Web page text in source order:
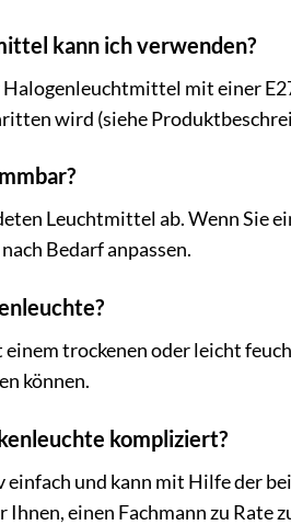
kann ich verwenden?
Halogenleuchtmittel mit einer
wird (siehe
Leuchtmittel ab. Wenn Sie
Bedarf anpassen.
trockenen oder leicht
können.
kompliziert?
und kann mit Hilfe der
einen Fachmann zu Rate